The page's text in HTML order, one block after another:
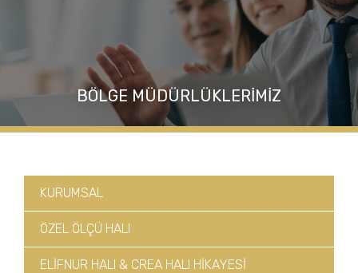
BÖLGE MÜDÜRLÜKLERIMIZ
KURUMSAL
ÖZEL ÖLÇÜ HALI
ELİFNUR HALI & CREA HALI HİKAYESİ